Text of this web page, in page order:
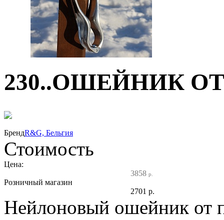
230..ОШЕЙНИК
30%
БрендR&G, Бельгия
Стоимость
Цена:
Розничный магазин
3858 р.
2701 р.
Нейлоновый ошейник от